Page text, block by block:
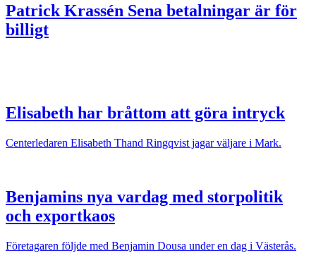
Patrick Krassén Sena betalningar är för
billigt
Elisabeth har bråttom att göra intryck
Centerledaren Elisabeth Thand Ringqvist jagar väljare i Mark.
Benjamins nya vardag med storpolitik
och exportkaos
Företagaren följde med Benjamin Dousa under en dag i Västerås.